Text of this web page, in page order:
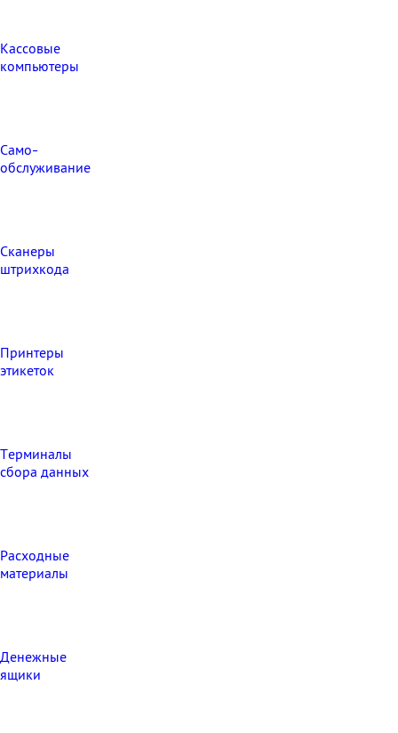
Кассовые
компьютеры
Само-
обслуживание
Сканеры
штрихкода
Принтеры
этикеток
Терминалы
сбора данных
Расходные
материалы
Денежные
ящики